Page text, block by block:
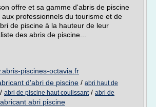
offre et sa gamme d'abris de piscine
professionnels du tourisme et de
de piscine à la hauteur de leur
des abris de piscine...
piscines-octavia.fr
d'abri de piscine / abri haut de
/ abri de piscine haut coulissant/ abri de
abri piscine